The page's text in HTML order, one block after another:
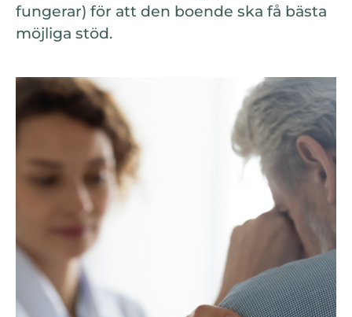
fungerar) för att den boende ska få bästa
möjliga stöd.